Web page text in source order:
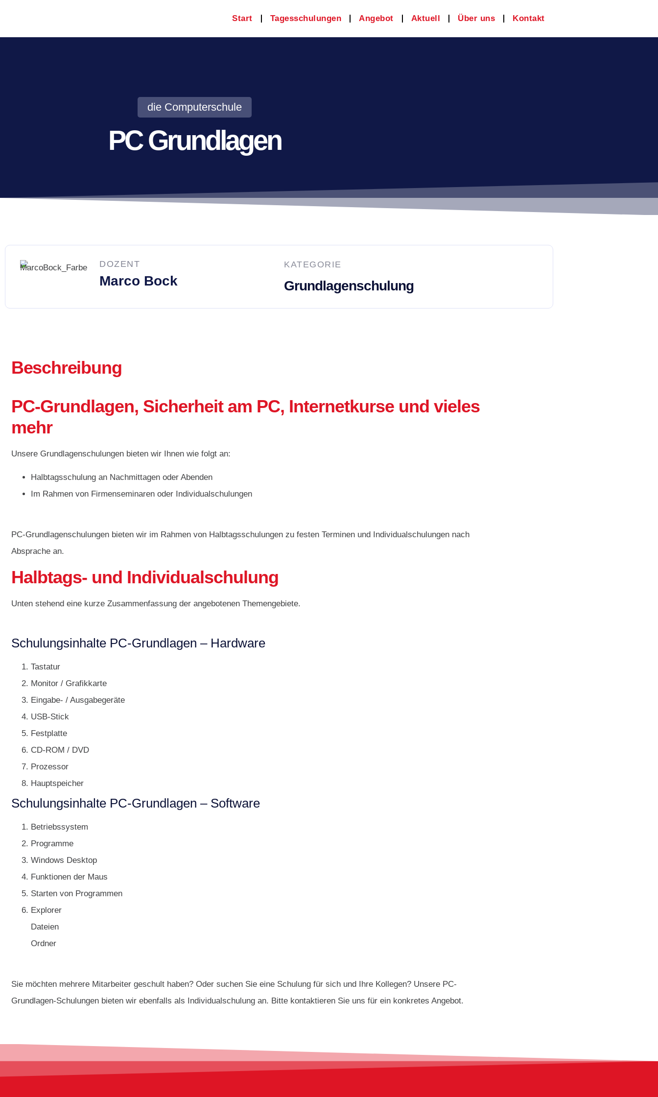
Start Tagesschulungen Angebot Aktuell Über uns Kontakt
die Computerschule
PC Grundlagen
DOZENT
Marco Bock
KATEGORIE
Grundlagenschulung
Beschreibung
PC-Grundlagen, Sicherheit am PC, Internetkurse und vieles
mehr
Unsere Grundlagenschulungen bieten wir Ihnen wie folgt an:
Halbtagsschulung an Nachmittagen oder Abenden
Im Rahmen von Firmenseminaren oder Individualschulungen
PC-Grundlagenschulungen bieten wir im Rahmen von Halbtagsschulungen zu festen Terminen und Individualschulungen nach
Absprache an.
Halbtags- und Individualschulung
Unten stehend eine kurze Zusammenfassung der angebotenen Themengebiete.
Schulungsinhalte PC-Grundlagen – Hardware
Tastatur
Monitor / Grafikkarte
Eingabe- / Ausgabegeräte
USB-Stick
Festplatte
CD-ROM / DVD
Prozessor
Hauptspeicher
Schulungsinhalte PC-Grundlagen – Software
Betriebssystem
Programme
Windows Desktop
Funktionen der Maus
Starten von Programmen
Explorer
Dateien
Ordner
Sie möchten mehrere Mitarbeiter geschult haben? Oder suchen Sie eine Schulung für sich und Ihre Kollegen? Unsere PC-
Grundlagen-Schulungen bieten wir ebenfalls als Individualschulung an. Bitte kontaktieren Sie uns für ein konkretes Angebot.